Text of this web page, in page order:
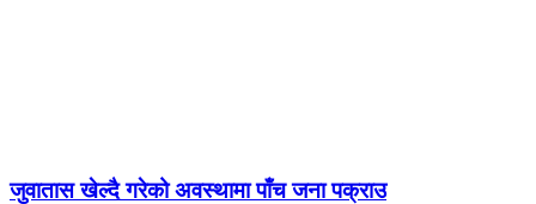
जुवातास खेल्दै गरेको अवस्थामा पाँच जना पक्राउ